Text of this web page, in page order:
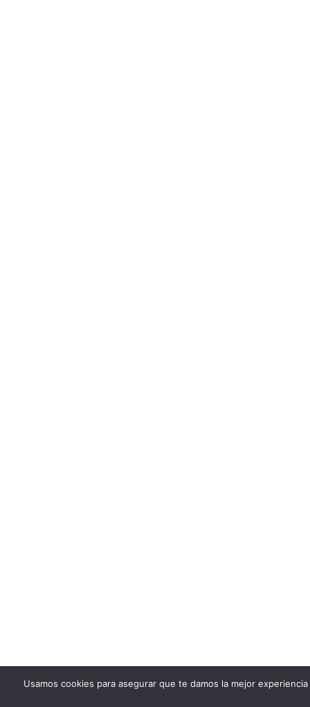
Usamos cookies para asegurar que te damos la mejor